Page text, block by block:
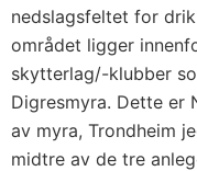
nedslagsfeltet for
området ligger
skytterlag/-klubber
Digresmyra. Dette er
av myra, Trondheim
midtre av de tre